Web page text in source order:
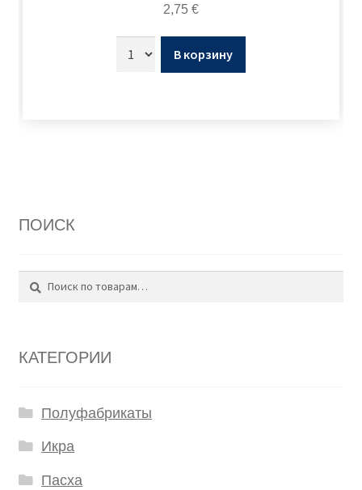
2,75 €
В корзину
ПОИСК
Поиск
КАТЕГОРИИ
Полуфабрикаты
Икра
Пасха